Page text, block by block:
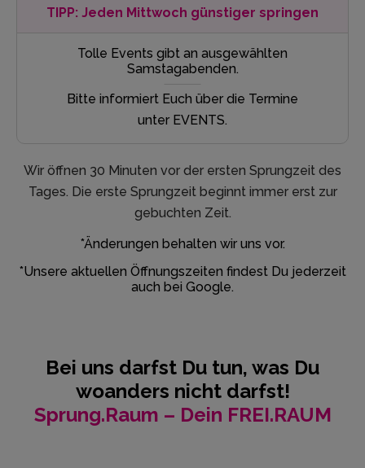
TIPP: Jeden Mittwoch günstiger springen
Tolle Events gibt an ausgewählten
Samstagabenden.
Bitte informiert Euch über die Termine
unter EVENTS.
Wir öffnen 30 Minuten vor der ersten Sprungzeit des
Tages. Die erste Sprungzeit beginnt immer erst zur
gebuchten Zeit.
*Änderungen behalten wir uns vor.
*Unsere aktuellen Öffnungszeiten findest Du jederzeit
auch bei Google.
Bei uns darfst Du tun, was Du
woanders nicht darfst!
Sprung.Raum – Dein FREI.RAUM